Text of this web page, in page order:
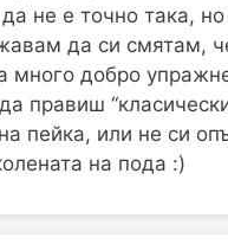
не е точно така, но
да си смятам,
много добро
правиш
пейка, или не си
на пода :)